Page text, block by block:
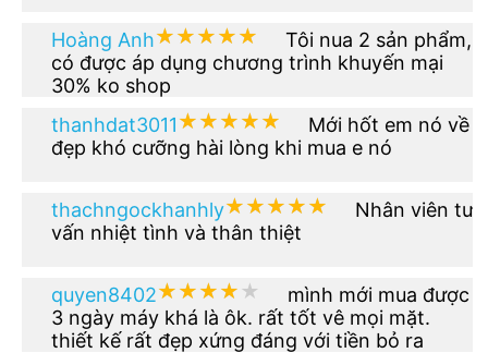
Hoàng Anh★★★★★
★★★★★
Tôi nua 2 sản phẩm,
có được áp dụng chương trình khuyến mại
30% ko shop
thanhdat3011★★★★★
★★★★★
Mới hốt em nó về
đẹp khó cưỡng hài lòng khi mua e nó
thachngockhanhly★★★★★
★★★★★
Nhân viên tư
vấn nhiệt tình và thân thiệt
quyen8402★★★★★
★★★★★
mình mới mua được
3 ngày máy khá là ôk. rất tốt vê mọi mặt.
thiết kế rất đẹp xứng đáng với tiền bỏ ra